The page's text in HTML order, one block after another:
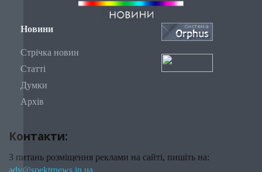
Новини
Стрічка новин
Статті
Думки
Архів
Контакти:
З питань розміщення реклами на сайті, пишіть на: